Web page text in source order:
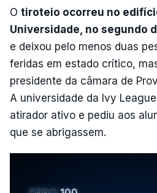
O tiroteio ocorreu no
Universidade, no segundo
e deixou pelo menos duas
feridas em estado crítico,
presidente da câmara de
A universidade da Ivy
atirador ativo e pediu aos
que se abrigassem.